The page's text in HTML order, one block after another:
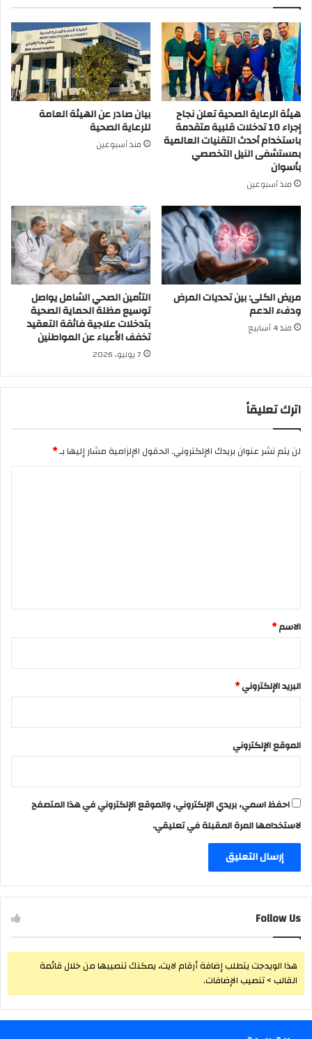
هيئة الرعاية الصحية تعلن نجاح
إجراء 10 تدخلات قلبية متقدمة
باستخدام أحدث التقنيات العالمية
بمستشفى النيل التخصصي
بأسوان
منذ أسبوعين
بيان صادر عن الهيئة العامة
للرعاية الصحية
منذ أسبوعين
مريض الكلى: بين تحديات المرض
ودفء الدعم
منذ 4 أسابيع
التأمين الصحي الشامل يواصل
توسيع مظلة الحماية الصحية
بتدخلات علاجية فائقة التعقيد
تخفف الأعباء عن المواطنين
7 يوليو، 2026
اترك تعليقاً
لن يتم نشر عنوان بريدك الإلكتروني.الحقول الإلزامية مشار إليها بـ*
*
الاسم*
البريد الإلكتروني*
الموقع الإلكتروني
احفظ اسمي، بريدي الإلكتروني، والموقع الإلكتروني في هذا المتصفح
لاستخدامها المرة المقبلة في تعليقي.
Follow Us
هذا الويدجت يتطلب إضافة أرقام لايت، يمكنك تنصيبها من خلال قائمة
القالب > تنصيب الإضافات.